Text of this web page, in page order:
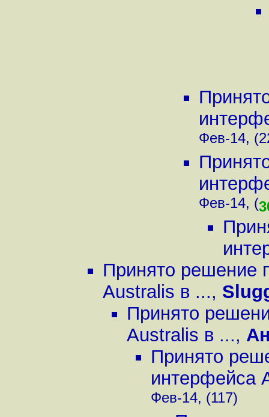
Фев-14,
Фев-14, (
Принято решение
Australis в ...,
Принято
Australis в ...,
Принято
интерфейса
Фев-14, (117)